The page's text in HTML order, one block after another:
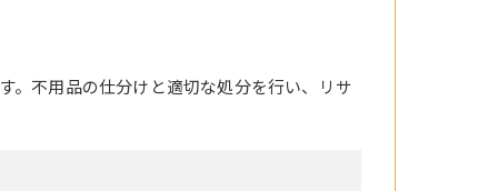
。不用品の仕分けと適切な処分を行い、リサ